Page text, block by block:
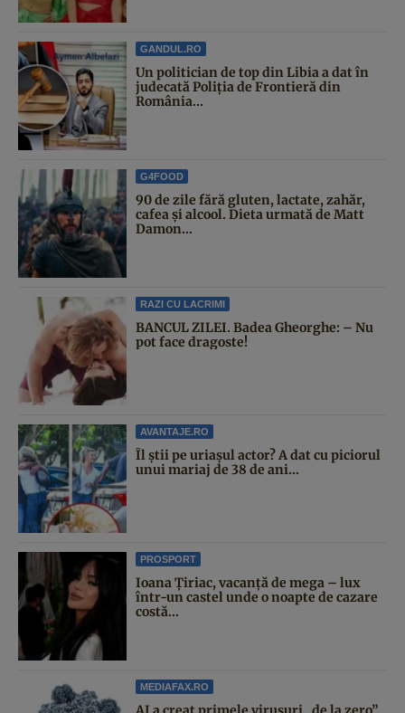
GANDUL.RO
Un politician de top din Libia a dat în
judecată Poliția de Frontieră din
România...
G4FOOD
90 de zile fără gluten, lactate, zahăr,
cafea și alcool. Dieta urmată de Matt
Damon...
RAZI CU LACRIMI
BANCUL ZILEI. Badea Gheorghe: – Nu
pot face dragoste!
AVANTAJE.RO
Îl știi pe uriașul actor? A dat cu piciorul
unui mariaj de 38 de ani...
PROSPORT
Ioana Țiriac, vacanță de mega – lux
într-un castel unde o noapte de cazare
costă...
MEDIAFAX.RO